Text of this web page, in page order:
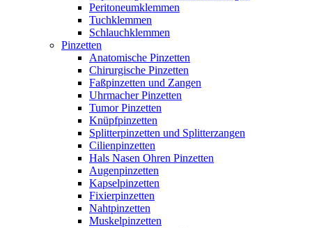
Peritoneumklemmen
Tuchklemmen
Schlauchklemmen
Pinzetten
Anatomische Pinzetten
Chirurgische Pinzetten
Faßpinzetten und Zangen
Uhrmacher Pinzetten
Tumor Pinzetten
Knüpfpinzetten
Splitterpinzetten und Splitterzangen
Cilienpinzetten
Hals Nasen Ohren Pinzetten
Augenpinzetten
Kapselpinzetten
Fixierpinzetten
Nahtpinzetten
Muskelpinzetten